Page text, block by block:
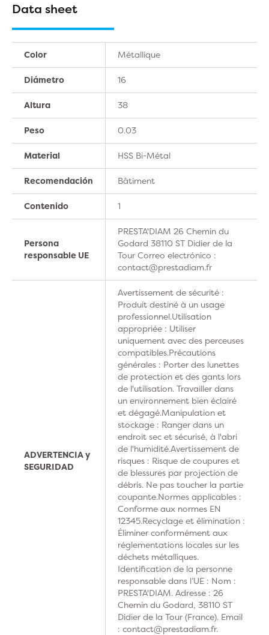
Data sheet
Color Métallique
Diámetro 16
Altura 38
Peso 0.03
Material HSS Bi-Métal
Recomendación Bâtiment
Contenido 1
Persona
responsable UE
PRESTA'DIAM 26 Chemin du
Godard 38110 ST Didier de la
Tour Correo electrónico :
contact@prestadiam.fr
ADVERTENCIA y
SEGURIDAD
Avertissement de sécurité :
Produit destiné à un usage
professionnel.Utilisation
appropriée : Utiliser
uniquement avec des perceuses
compatibles.Précautions
générales : Porter des lunettes
de protection et des gants lors
de l'utilisation. Travailler dans
un environnement bien éclairé
et dégagé.Manipulation et
stockage : Ranger dans un
endroit sec et sécurisé, à l'abri
de l'humidité.Avertissement de
risques : Risque de coupures et
de blessures par projection de
débris. Ne pas toucher la partie
coupante.Normes applicables :
Conforme aux normes EN
12345.Recyclage et élimination :
Éliminer conformément aux
réglementations locales sur les
déchets métalliques.
Identification de la personne
responsable dans l’UE : Nom :
PRESTA'DIAM. Adresse : 26
Chemin du Godard, 38110 ST
Didier de la Tour (France). Email
: contact@prestadiam.fr.